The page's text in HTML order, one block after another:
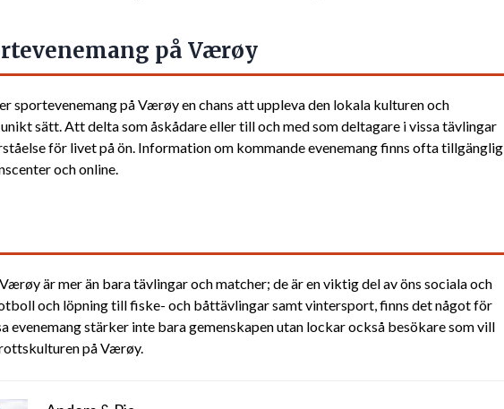
på Værøy
sportevenemang på Værøy en chans att uppleva den lokala kulturen och
sätt. Att delta som åskådare eller till och med som deltagare i vissa tävlingar
för livet på ön. Information om kommande evenemang finns ofta tillgänglig
och online.
är mer än bara tävlingar och matcher; de är en viktig del av öns sociala och
och löpning till fiske- och båttävlingar samt vintersport, finns det något för
evenemang stärker inte bara gemenskapen utan lockar också besökare som vill
på Værøy.